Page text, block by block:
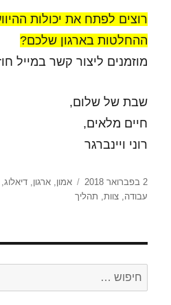
רוצים לפתח את יכולות
ההחלטות בארגון שלכם?
מוזמנים ליצור קשר במייל
שבת של שלום,
חיים מלאים,
רוני ויינברגר
פורסם
בתאריך
2 בפברואר 2018 תגיות
אמון,ארגון,דיאלוג
עבודה,צוות, תהליך
חפש: